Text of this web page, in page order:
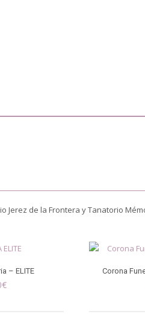
Jerez de la Frontera y Tanatorio
– ELITE
€
Corona